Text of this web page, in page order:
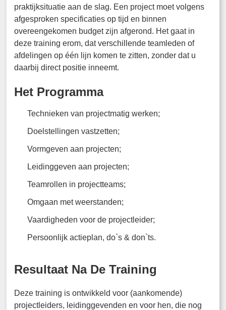
praktijksituatie aan de slag. Een project moet volgens
afgesproken specificaties op tijd en binnen
overeengekomen budget zijn afgerond. Het gaat in
deze training erom, dat verschillende teamleden of
afdelingen op één lijn komen te zitten, zonder dat u
daarbij direct positie inneemt.
Het Programma
Technieken van projectmatig werken;
Doelstellingen vastzetten;
Vormgeven aan projecten;
Leidinggeven aan projecten;
Teamrollen in projectteams;
Omgaan met weerstanden;
Vaardigheden voor de projectleider;
Persoonlijk actieplan, do`s & don`ts.
Resultaat Na De Training
Deze training is ontwikkeld voor (aankomende)
projectleiders, leidinggevenden en voor hen, die nog